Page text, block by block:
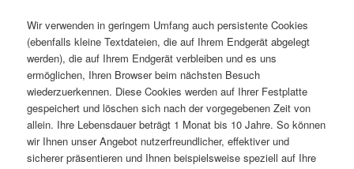
Wir verwenden in geringem Umfang auch persistente Cookies
(ebenfalls kleine Textdateien, die auf Ihrem Endgerät abgelegt
werden), die auf Ihrem Endgerät verbleiben und es uns
ermöglichen, Ihren Browser beim nächsten Besuch
wiederzuerkennen. Diese Cookies werden auf Ihrer Festplatte
gespeichert und löschen sich nach der vorgegebenen Zeit von
allein. Ihre Lebensdauer beträgt 1 Monat bis 10 Jahre. So können
wir Ihnen unser Angebot nutzerfreundlicher, effektiver und
sicherer präsentieren und Ihnen beispielsweise speziell auf Ihre